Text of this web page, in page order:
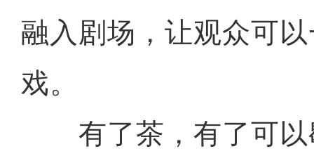
融入剧场，让观众可
戏。
有了茶，有了可以